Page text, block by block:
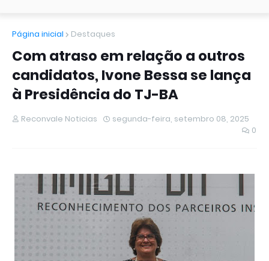
Página inicial Destaques
Com atraso em relação a outros
candidatos, Ivone Bessa se lança
à Presidência do TJ-BA
Reconvale Noticias
segunda-feira, setembro 08, 2025
0